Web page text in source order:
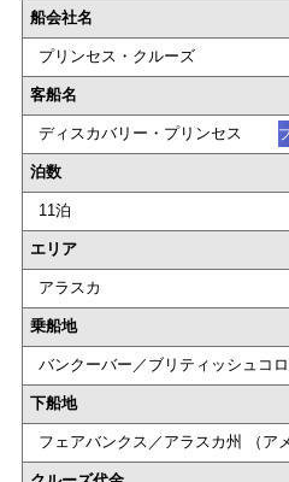
船会社名
プリンセス・クルーズ
客船名
ディスカバリー・プリンセス
泊数
11泊
エリア
アラスカ
乗船地
バンクーバー／ブリティッシュコ
下船地
フェアバンクス／アラスカ州 （ア